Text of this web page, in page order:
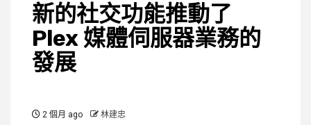
新的社交功能推動了
Plex 媒體伺服器業務的
發展
2 個月 ago 林建忠